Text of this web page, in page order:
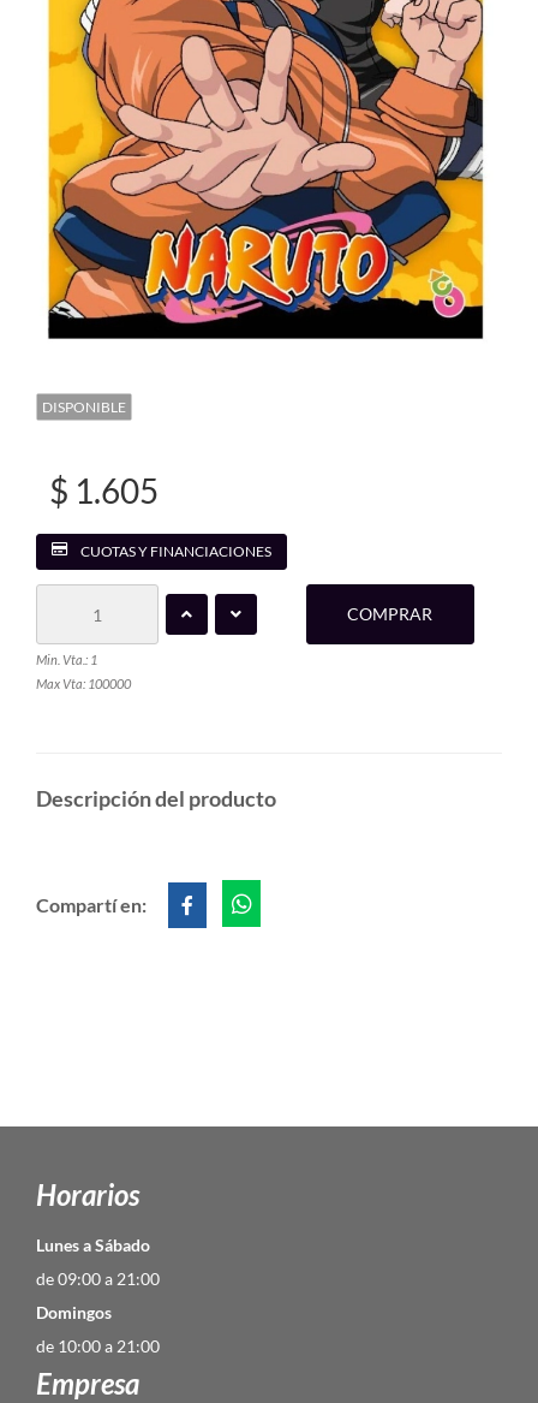
DISPONIBLE
$ 1.605
CUOTAS Y FINANCIACIONES
Min. Vta.: 1
Max Vta: 100000
COMPRAR
Descripción del producto
Compartí en:
Horarios
Lunes a Sábado
de 09:00 a 21:00
Domingos
de 10:00 a 21:00
Empresa